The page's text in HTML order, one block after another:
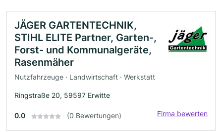
JÄGER GARTENTECHNIK,
STIHL ELITE Partner, Garten-,
Forst- und Kommunalgeräte,
Rasenmäher
Nutzfahrzeuge · Landwirtschaft · Werkstatt
Ringstraße 20, 59597 Erwitte
0.0 (0 Bewertungen) Firma bewerten